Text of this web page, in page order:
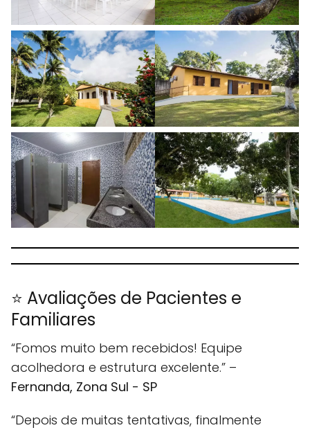
⭐ Avaliações de Pacientes e
Familiares
“Fomos muito bem recebidos! Equipe
acolhedora e estrutura excelente.” –
Fernanda, Zona Sul - SP
“Depois de muitas tentativas, finalmente